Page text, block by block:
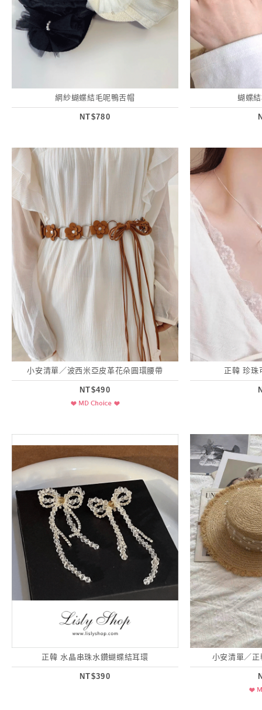
網紗蝴蝶結毛呢鴨舌帽
NT$780
蝴蝶
小安清單／波西米亞皮革花朵圓環腰帶
NT$490
正韓 珍珠
正韓 水晶串珠水鑽蝴蝶結耳環
NT$390
小安清單／